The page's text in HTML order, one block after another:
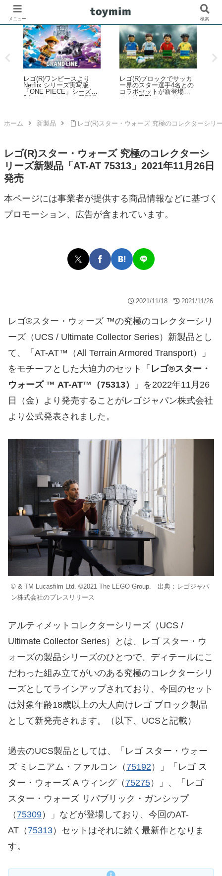
レゴ(R)ブロックはずしの
使い方
レゴ(R)ウォッチ腕時計の
電池交換を解説：手順や
注意点、失敗しないため
のポイントなど
ホーム 新製品 レゴ(R)スター・ウォーズ 究極のコレクターシリ
レゴ(R)スター・ウォーズ 究極のコレクターシ
リーズ新製品「AT-AT 75313」2021年11月26日
発売
本ページには事業者が提供する商品情報などに基づく
プロモーション、広告が含まれています。
2021/11/18 2021/11/26
レゴ®スター・ウォーズ ™の究極のコレクターシリ
ーズ（UCS / Ultimate Collector Series）新製品とし
て、「AT-AT™（All Terrain Armored Transport）」
をモチーフとした大迫力のセット「 レゴ®スター・
ウォーズ ™ AT-AT™（75313）
」を2022年11月26
日（金）より発売することがレゴジャパン株式会社
より公式発表されました。
© & TM Lucasfilm Ltd. ©2021 The LEGO Group. 出典：レゴジャパ
ン株式会社のプレスリリース
アルティメットコレクターシリーズ（UCS /
Ultimate Collector Series）とは、レゴ スター・ウ
ォーズの製品シリーズのひとつで、ディテールにこ
だわった組み立てがいのある究極のコレクターシリ
ーズとしてラインアップされており、今回のセット
は対象年齢18歳以上の大人向けレゴ ブロック製品
として新発売されます。（以下、UCSと記載）
過去のUCS製品としては、「レゴ スター・ウォー
ズ ミレニアム・ファルコン（ 75192 ）」「レゴ ス
ター・ウォーズ A ウィング（ 75275）」、「レゴ
スター・ウォーズ リパブリック・ガンシップ
（ 75309）」などが登場しており、今回のAT-
AT（ 75313）セットはそれに続く最新作となりま
す。
メニュー 検索